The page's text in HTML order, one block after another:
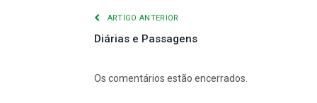
ARTIGO ANTERIOR
Diárias e Passagens
Os comentários estão encerrados.